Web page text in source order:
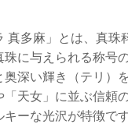
真多麻」とは、真
珠に与えられる称号
奥深い輝き（テリ）
「天女」に並ぶ信頼
ーな光沢が特徴です